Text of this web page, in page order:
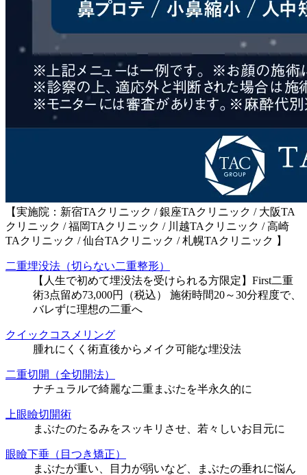
【実施院：新宿TAクリニック / 銀座TAクリニック / 大阪TA
クリニック / 福岡TAクリニック / 川越TAクリニック / 高崎
TAクリニック / 仙台TAクリニック / 札幌TAクリニック 】
二重埋没法（切らない二重整形）
【人生で初めて埋没法を受けられる方限定】First二重
術3点留め73,000円（税込） 施術時間20～30分程度で、
バレずに理想の二重へ
クイックコスメリング
腫れにくく術直後からメイク可能な埋没法
二重切開（全切開法）
ナチュラルで綺麗な二重まぶたを半永久的に
上眼瞼切開術
まぶたのたるみをスッキリさせ、若々しいお目元に
眼瞼下垂（目つき矯正）
まぶたが重い、目力が弱いなど、まぶたの垂れに悩ん